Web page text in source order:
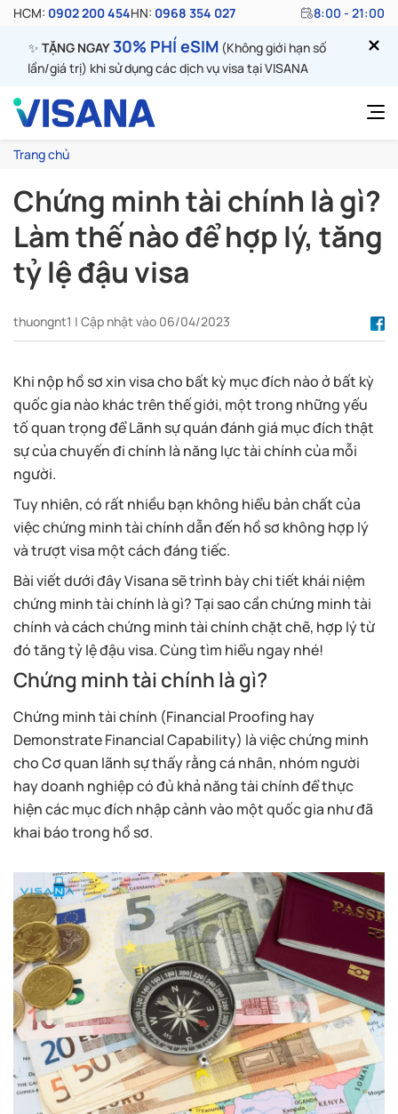
HCM: 0902 200 454HN: 0968 354 027 8:00 - 21:00
✨ TẶNG NGAY30% PHÍ eSIM (Không giới hạn số
lần/giá trị) khi sử dụng các dịch vụ visa tại VISANA
Trang chủ
Chứng minh tài chính là gì?
Làm thế nào để hợp lý, tăng
tỷ lệ đậu visa
thuongnt1 | Cập nhật vào 06/04/2023
Khi nộp hồ sơ xin visa cho bất kỳ mục đích nào ở bất kỳ
quốc gia nào khác trên thế giới, một trong những yếu
tố quan trọng để Lãnh sự quán đánh giá mục đích thật
sự của chuyến đi chính là năng lực tài chính của mỗi
người.
Tuy nhiên, có rất nhiều bạn không hiểu bản chất của
việc chứng minh tài chính dẫn đến hồ sơ không hợp lý
và trượt visa một cách đáng tiếc.
Bài viết dưới đây Visana sẽ trình bày chi tiết khái niệm
chứng minh tài chính là gì? Tại sao cần chứng minh tài
chính và cách chứng minh tài chính chặt chẽ, hợp lý từ
đó tăng tỷ lệ đậu visa. Cùng tìm hiểu ngay nhé!
Chứng minh tài chính là gì?
Chứng minh tài chính (Financial Proofing hay
Demonstrate Financial Capability) là việc chứng minh
cho Cơ quan lãnh sự thấy rằng cá nhân, nhóm người
hay doanh nghiệp có đủ khả năng tài chính để thực
hiện các mục đích nhập cảnh vào một quốc gia như đã
khai báo trong hồ sơ.